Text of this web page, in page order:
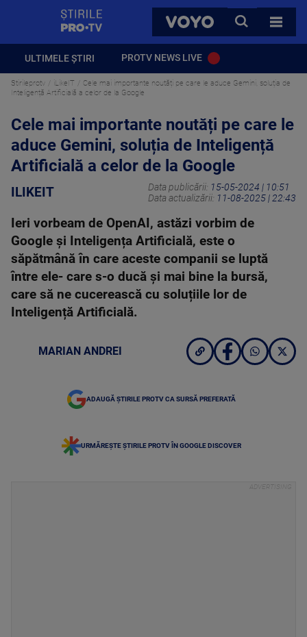
VOYO
CAUTA
TOATE
ULTIMELE ȘTIRI PROTV NEWS LIVE
Stirileprotv iLikeIT
Cele mai importante noutăți pe care le aduce Gemini, soluția de
Inteligență Artificială a celor de la Google
Cele mai importante noutăți pe care le
aduce Gemini, soluția de Inteligență
Artificială a celor de la Google
ILIKEIT Data publicării: 15-05-2024 | 10:51
Data actualizării: 11-08-2025 | 22:43
Ieri vorbeam de OpenAI, astăzi vorbim de
Google și Inteligența Artificială, este o
săpătmână în care aceste companii se luptă
între ele- care s-o ducă și mai bine la bursă,
care să ne cucerească cu soluțiile lor de
Inteligență Artificială.
MARIAN ANDREI
ADAUGĂ ȘTIRILE PROTV CA SURSĂ PREFERATĂ
URMĂREȘTE ȘTIRILE PROTV ÎN GOOGLE DISCOVER